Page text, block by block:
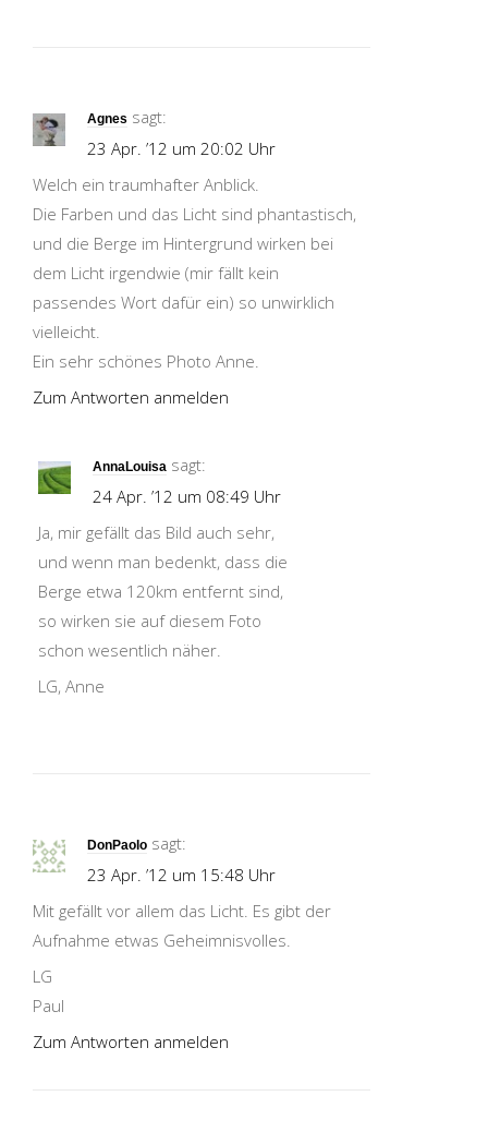
Agnes sagt:
23 Apr. ’12 um 20:02 Uhr
Welch ein traumhafter Anblick.
Die Farben und das Licht sind phantastisch,
und die Berge im Hintergrund wirken bei
dem Licht irgendwie (mir fällt kein
passendes Wort dafür ein) so unwirklich
vielleicht.
Ein sehr schönes Photo Anne.
Zum Antworten anmelden
AnnaLouisa sagt:
24 Apr. ’12 um 08:49 Uhr
Ja, mir gefällt das Bild auch sehr,
und wenn man bedenkt, dass die
Berge etwa 120km entfernt sind,
so wirken sie auf diesem Foto
schon wesentlich näher.
LG, Anne
DonPaolo sagt:
23 Apr. ’12 um 15:48 Uhr
Mit gefällt vor allem das Licht. Es gibt der
Aufnahme etwas Geheimnisvolles.
LG
Paul
Zum Antworten anmelden